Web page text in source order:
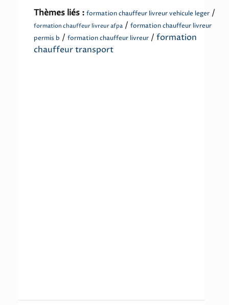
Thèmes liés : formation chauffeur livreur vehicule leger /
formation chauffeur livreur afpa / formation chauffeur livreur
permis b / formation chauffeur livreur / formation
chauffeur transport